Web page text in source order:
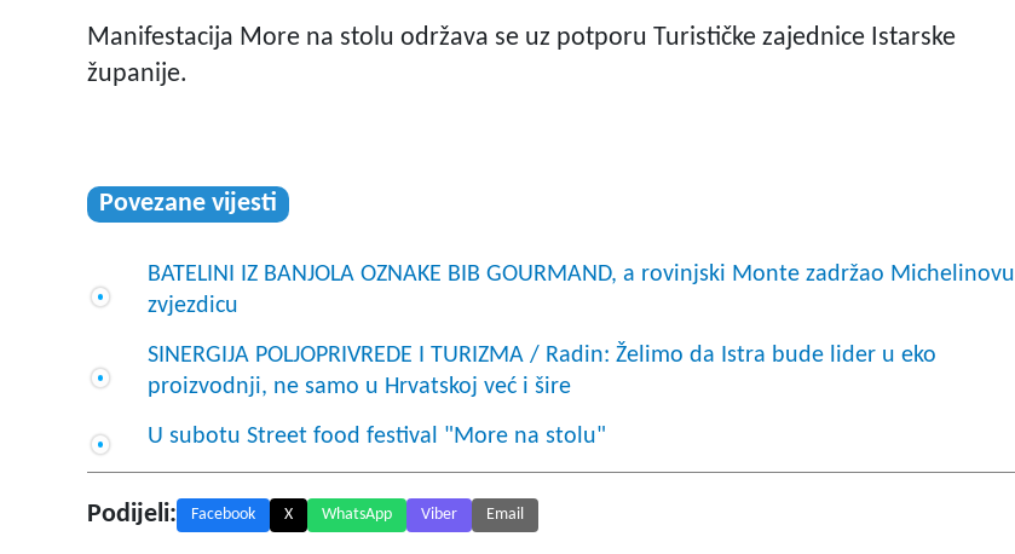
Manifestacija More na stolu održava se uz potporu Turističke zajednice Istarske
županije.
Povezane vijesti
BATELINI IZ BANJOLA OZNAKE BIB GOURMAND, a rovinjski Monte zadržao Michelinovu
zvjezdicu
SINERGIJA POLJOPRIVREDE I TURIZMA / Radin: Želimo da Istra bude lider u eko
proizvodnji, ne samo u Hrvatskoj već i šire
U subotu Street food festival "More na stolu"
Podijeli: Facebook X WhatsApp Viber Email